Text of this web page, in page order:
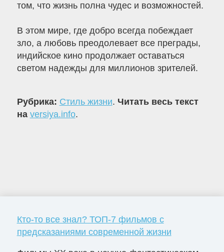
том, что жизнь полна чудес и возможностей.
В этом мире, где добро всегда побеждает
зло, а любовь преодолевает все преграды,
индийское кино продолжает оставаться
светом надежды для миллионов зрителей.
Рубрика: Стиль жизни. Читать весь текст
на versiya.info.
Кто-то все знал? ТОП-7 фильмов с
предсказаниями современной жизни